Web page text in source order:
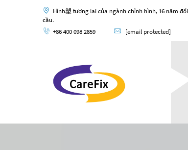
Hình塑 tương lai của ngành chỉnh hình, 16 năm
cầu.
+86 400 098 2859
[email protected]